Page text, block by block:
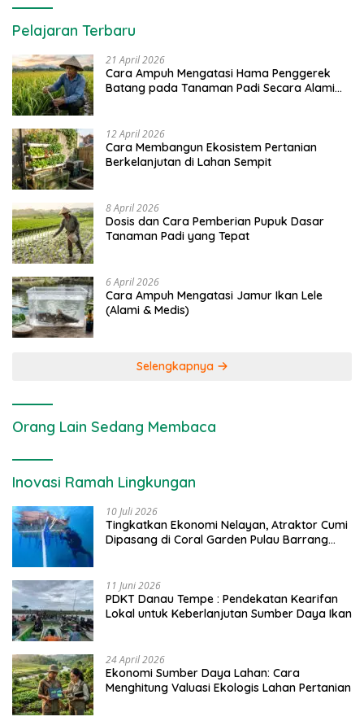
Pelajaran Terbaru
21 April 2026
Cara Ampuh Mengatasi Hama Penggerek
Batang pada Tanaman Padi Secara Alami
12 April 2026
Cara Membangun Ekosistem Pertanian
Berkelanjutan di Lahan Sempit
8 April 2026
Dosis dan Cara Pemberian Pupuk Dasar
Tanaman Padi yang Tepat
6 April 2026
Cara Ampuh Mengatasi Jamur Ikan Lele
(Alami & Medis)
Selengkapnya
Orang Lain Sedang Membaca
Inovasi Ramah Lingkungan
10 Juli 2026
Tingkatkan Ekonomi Nelayan, Atraktor Cumi
Dipasang di Coral Garden Pulau Barrang
11 Juni 2026
PDKT Danau Tempe : Pendekatan Kearifan
Lokal untuk Keberlanjutan Sumber Daya Ikan
24 April 2026
Ekonomi Sumber Daya Lahan: Cara
Menghitung Valuasi Ekologis Lahan Pertanian